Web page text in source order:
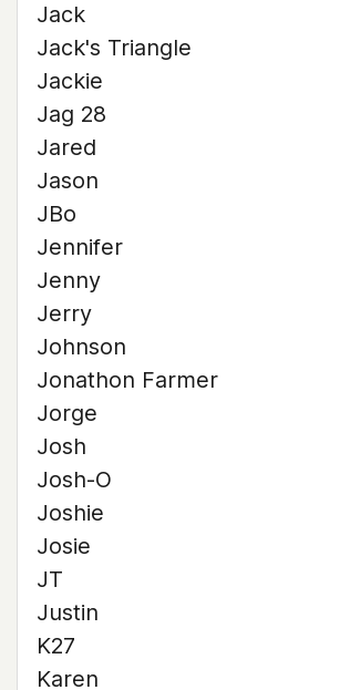
Jack
Jack's Triangle
Jackie
Jag 28
Jared
Jason
JBo
Jennifer
Jenny
Jerry
Johnson
Jonathon Farmer
Jorge
Josh
Josh-O
Joshie
Josie
JT
Justin
K27
Karen